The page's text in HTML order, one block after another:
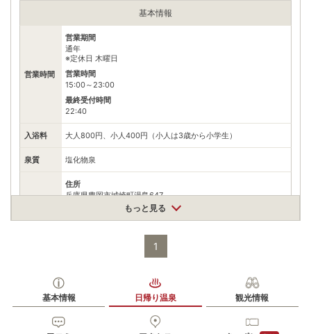
基本情報
営業時間
営業期間
通年
※定休日 木曜日
営業時間
15:00～23:00
最終受付時間
22:40
入浴料 大人800円、小人400円（小人は3歳から小学生）
泉質 塩化物泉
住所
兵庫県豊岡市城崎町湯島647
3号を城崎温泉方面へ22km
駐車場
※近くに有料駐車場あり
電話番号
もっと見る
1
基本情報 日帰り温泉 観光情報